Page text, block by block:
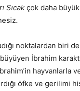
Sıcak çok daha
noktalardan biri
İbrahim
hayvanlarla
öfke ve gerilimi